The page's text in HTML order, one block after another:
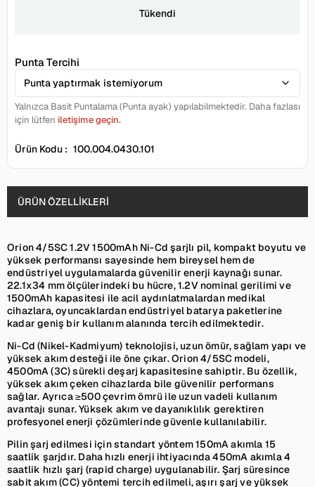
Tükendi
Punta Tercihi
Yalnızca Basit Puntalama (Punta ayak) yapılabilmektedir. Daha fazlası
için lütfen iletişime geçin.
Ürün Kodu : 100.004.0430.101
ÜRÜN ÖZELLIKLERI
Orion 4/5SC 1.2V 1500mAh Ni-Cd şarjlı pil, kompakt boyutu ve
yüksek performansı sayesinde hem bireysel hem de
endüstriyel uygulamalarda güvenilir enerji kaynağı sunar.
22.1x34 mm ölçülerindeki bu hücre, 1.2V nominal gerilimi ve
1500mAh kapasitesi ile acil aydınlatmalardan medikal
cihazlara, oyuncaklardan endüstriyel batarya paketlerine
kadar geniş bir kullanım alanında tercih edilmektedir.
Ni-Cd (Nikel-Kadmiyum) teknolojisi, uzun ömür, sağlam yapı ve
yüksek akım desteği ile öne çıkar. Orion 4/5SC modeli,
4500mA (3C) sürekli deşarj kapasitesine sahiptir. Bu özellik,
yüksek akım çeken cihazlarda bile güvenilir performans
sağlar. Ayrıca ≥500 çevrim ömrü ile uzun vadeli kullanım
avantajı sunar. Yüksek akım ve dayanıklılık gerektiren
profesyonel enerji çözümlerinde güvenle kullanılabilir.
Pilin şarj edilmesi için standart yöntem 150mA akımla 15
saatlik şarjdır. Daha hızlı enerji ihtiyacında 450mA akımla 4
saatlik hızlı şarj (rapid charge) uygulanabilir. Şarj süresince
sabit akım (CC) yöntemi tercih edilmeli, aşırı şarj ve yüksek